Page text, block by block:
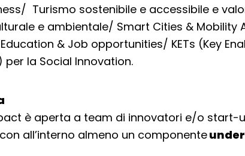
Turismo sostenibile e accessibile e
e ambientale/ Smart Cities & Mobility
& Job opportunities/ KETs (Key
per la Social Innovation.
è aperta a team di innovatori e/o start-
all’interno almeno un componenteunder